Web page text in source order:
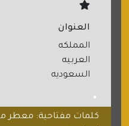
العنوان
المملكه
العربيه
السعوديه
كلمات مفتاحية: معطر